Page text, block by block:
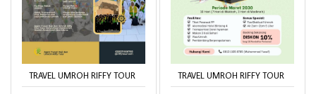
TRAVEL UMROH RIFFY TOUR TRAVEL UMROH RIFFY TOUR